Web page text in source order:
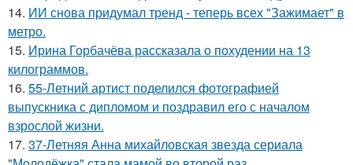
14. ИИ снова придумал тренд - теперь всех "Зажимает" в
метро.
15. Ирина Горбачёва рассказала о похудении на 13
килограммов.
16. 55-Летний артист поделился фотографией
выпускника с дипломом и поздравил его с началом
взрослой жизни.
17. 37-Летняя Анна михайловская звезда сериала